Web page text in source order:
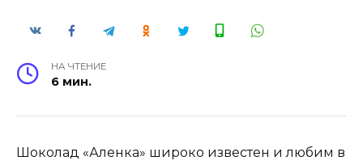
НА ЧТЕНИЕ
6 мин.
Шоколад «Аленка» широко известен и любим в